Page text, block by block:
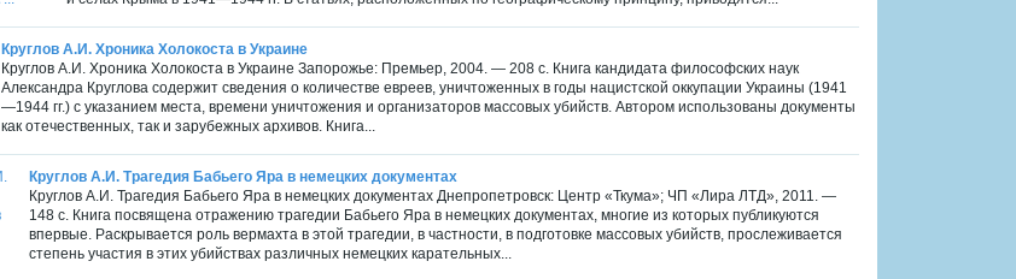
Круглов А.И. Хроника Холокоста в Украине
Круглов А.И. Хроника Холокоста в Украине Запорожье: Премьер, 2004. — 208 с. Книга кандидата философских наук
Александра Круглова содержит сведения о количестве евреев, уничтоженных в годы нацистской оккупации Украины (1941
—1944 гг.) с указанием места, времени уничтожения и организаторов массовых убийств. Автором использованы документы
как отечественных, так и зарубежных архивов. Книга...
Круглов А.И. Трагедия Бабьего Яра в немецких документах
Круглов А.И. Трагедия Бабьего Яра в немецких документах Днепропетровск: Центр «Ткума»; ЧП «Лира ЛТД», 2011. —
148 с. Книга посвящена отражению трагедии Бабьего Яра в немецких документах, многие из которых публикуются
впервые. Раскрывается роль вермахта в этой трагедии, в частности, в подготовке массовых убийств, прослеживается
степень участия в этих убийствах различных немецких карательных...